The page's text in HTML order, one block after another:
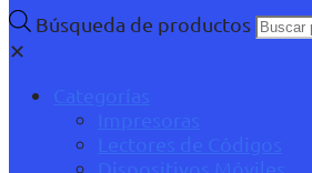
Búsqueda de productos
✕
Categorías
Impresoras
Lectores de Códigos
Dispositivos Móviles